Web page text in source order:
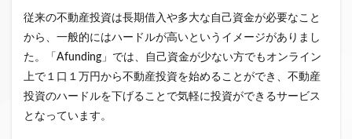
従来の不動産投資は長期借入や多大な自己資金が必要なこと
から、一般的にはハードルが高いというイメージがありまし
た。「Afunding」では、自己資金が少ない方でもオンライン
上で１口１万円から不動産投資を始めることができ、不動産
投資のハードルを下げることで気軽に投資ができるサービス
となっています。